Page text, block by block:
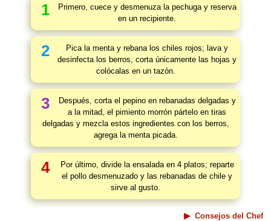
1
Primero, cuece y desmenuza la pechuga y reserva
en un recipiente.
2
Pica la menta y rebana los chiles rojos; lava y
desinfecta los berros, corta únicamente las hojas y
colócalas en un tazón.
3
Después, corta el pepino en rebanadas delgadas y
a la mitad, el pimiento morrón pártelo en tiras
delgadas y mezcla estos ingredientes con los berros,
agrega la menta picada.
4
Por último, divide la ensalada en 4 platos; reparte
el pollo desmenuzado y las rebanadas de chile y
sirve al gusto.
Consejos del Chef